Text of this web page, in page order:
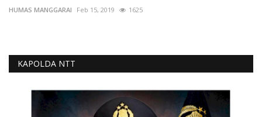
HUMAS MANGGARAI Feb 15, 2019 1625
KAPOLDA NTT